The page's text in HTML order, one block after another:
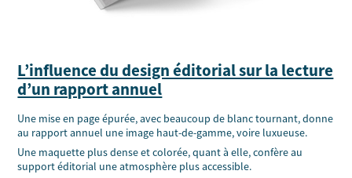
L’influence du design éditorial sur la lecture
d’un rapport annuel
Une mise en page épurée, avec beaucoup de blanc tournant, donne
au rapport annuel une image haut-de-gamme, voire luxueuse.
Une maquette plus dense et colorée, quant à elle, confère au
support éditorial une atmosphère plus accessible.